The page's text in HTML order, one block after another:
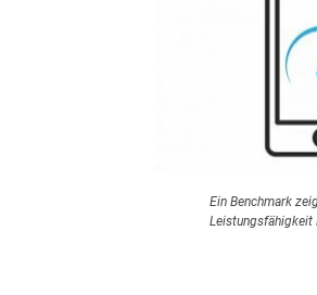
Ein Benchmark
Leistungsfähigkeit